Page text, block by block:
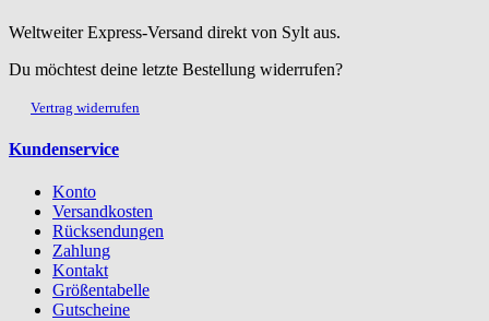
Weltweiter Express-Versand direkt von Sylt aus.
Du möchtest deine letzte Bestellung widerrufen?
Vertrag widerrufen
Kundenservice
Konto
Versandkosten
Rücksendungen
Zahlung
Kontakt
Größentabelle
Gutscheine